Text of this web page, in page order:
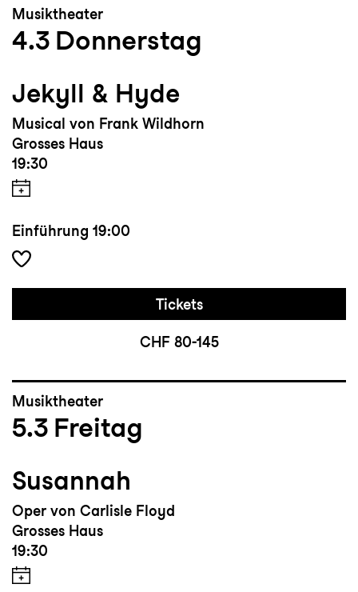
Musiktheater
4.3 Donnerstag
Jekyll & Hyde
Musical von Frank Wildhorn
Grosses Haus
19:30
Einführung 19:00
Tickets
CHF 80-145
Musiktheater
5.3 Freitag
Susannah
Oper von Carlisle Floyd
Grosses Haus
19:30